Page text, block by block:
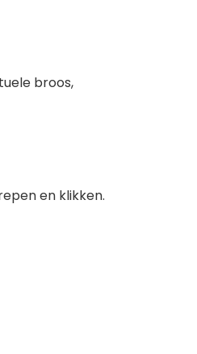
broos,
en klikken.